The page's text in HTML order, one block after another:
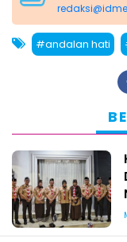
#andalan hati